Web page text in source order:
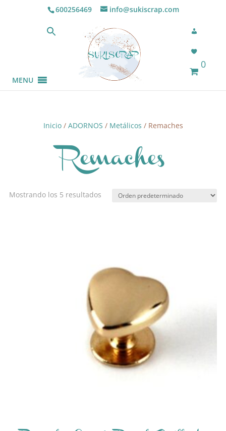
600256469 info@sukiscrap.com
0
MENU
Inicio/ ADORNOS / Metálicos / Remaches
Remaches
Mostrando los 5 resultados